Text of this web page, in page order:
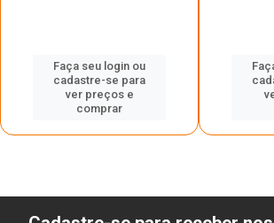
Faça seu login ou
cadastre-se para
ver preços e
comprar